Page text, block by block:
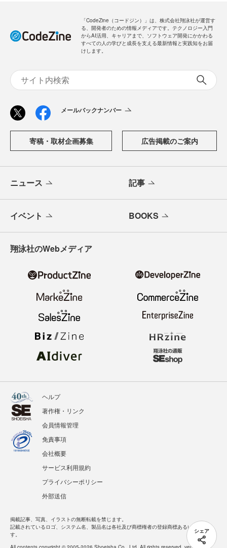
シェア
「CodeZine（コードジン）」は、株式会社翔泳社が運営す
る、開発者のための情報メディアです。テクノロジー入門
からAI活用、キャリアまで、ソフトウェア開発にかかわる
すべての人の学びと成長を支える最新情報と実践知をお届
けします。
メールバックナンバー
寄稿・取材企画募集 広告掲載のご案内
ニュース 記事
イベント BOOKS
翔泳社のWebメディア
ヘルプ
著作権・リンク
会員情報管理
免責事項
会社概要
サービス利用規約
プライバシーポリシー
外部送信
掲載記事、写真、イラストの無断転載を禁じます。
記載されているロゴ、システム名、製品名は各社及び商標権者の登録商標あるいは商標で
す。